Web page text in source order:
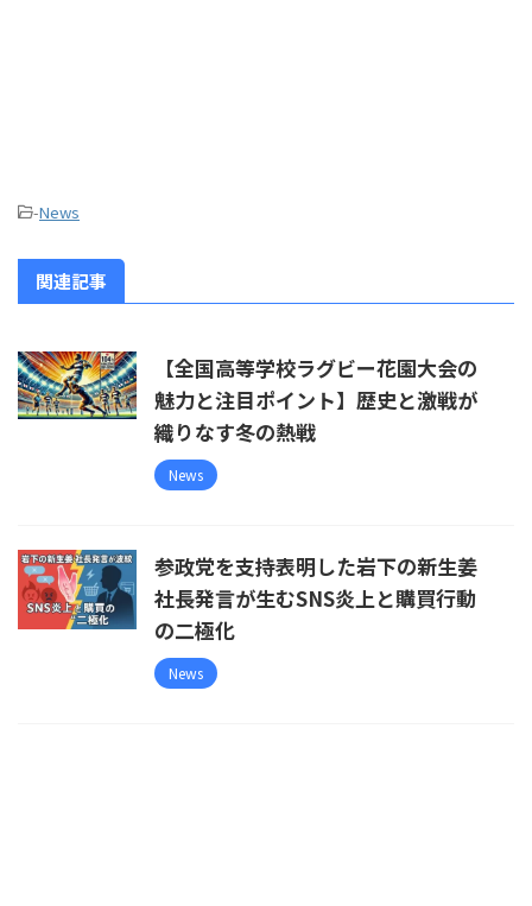
-News
関連記事
【全国高等学校ラグビー花園大会の
魅力と注目ポイント】歴史と激戦が
織りなす冬の熱戦
News
参政党を支持表明した岩下の新生姜
社長発言が生むSNS炎上と購買行動
の二極化
News